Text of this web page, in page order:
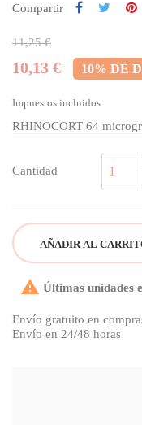
Compartir
11,25 €
10,13 € 10% DE
Impuestos incluidos
RHINOCORT 64
Cantidad
AÑADIR AL
 Últimas unidades
Envío gratuito en
Envío en 24/48 horas